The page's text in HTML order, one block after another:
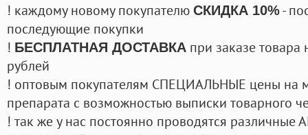
! каждому новому покупателю СКИДКА 10%-
последующие покупки
! БЕСПЛАТНАЯ ДОСТАВКА при заказе
рублей
! оптовым покупателям СПЕЦИАЛЬНЫЕ цены на
препарата с возможностью выписки товарного
! так же у нас постоянно проводятся